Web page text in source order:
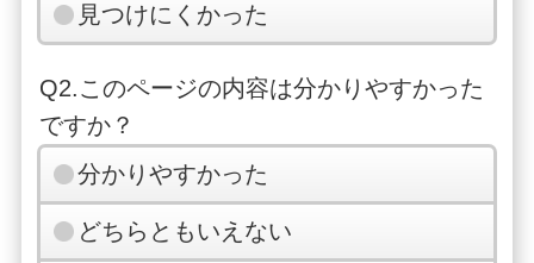
見つけにくかった
Q2.このページの内容は分かりやすかった
ですか？
分かりやすかった
どちらともいえない